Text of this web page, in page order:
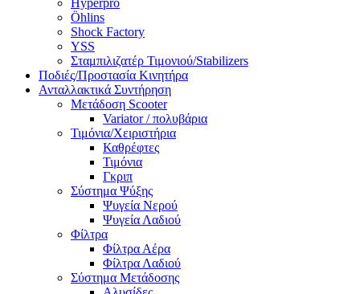
Hyperpro
Öhlins
Shock Factory
YSS
Σταμπιλιζατέρ Τιμονιού/Stabilizers
Ποδιές/Προστασία Κινητήρα
Ανταλλακτικά Συντήρηση
Μετάδοση Scooter
Variator / πολυβάρια
Τιμόνια/Χειριστήρια
Καθρέφτες
Τιμόνια
Γκριπ
Σύστημα Ψύξης
Ψυγεία Νερού
Ψυγεία Λαδιού
Φίλτρα
Φίλτρα Αέρα
Φίλτρα Λαδιού
Σύστημα Μετάδοσης